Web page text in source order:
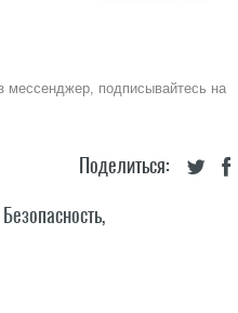
мессенджер, подписывайтесь на
Поделиться:
Безопасность,